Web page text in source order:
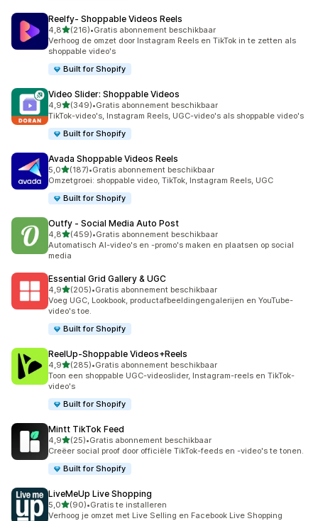
Reelfy‑ Shoppable Videos Reels
4,8van 5 sterren
(216)
216 recensies in totaal
•Gratis abonnement beschikbaar
Verhoog de omzet door Instagram Reels en TikTok in te zetten als
shoppable video's
Built for Shopify
Video Slider: Shoppable Videos
4,9van 5 sterren
(349)
349 recensies in totaal
•Gratis abonnement beschikbaar
TikTok-video's, Instagram Reels, UGC-video's als shoppable video's
Built for Shopify
Avada Shoppable Videos Reels
5,0van 5 sterren
(187)
187 recensies in totaal
•Gratis abonnement beschikbaar
Omzetgroei: shoppable video, TikTok, Instagram Reels, UGC
Built for Shopify
Outfy ‑ Social Media Auto Post
4,8van 5 sterren
(459)
459 recensies in totaal
•Gratis abonnement beschikbaar
Automatisch AI-video's en -promo's maken en plaatsen op social
media
Essential Grid Gallery & UGC
4,9van 5 sterren
(205)
205 recensies in totaal
•Gratis abonnement beschikbaar
Voeg UGC, Lookbook, productafbeeldingengalerijen en YouTube-
video's toe.
Built for Shopify
ReelUp‑Shoppable Videos+Reels
4,9van 5 sterren
(285)
285 recensies in totaal
•Gratis abonnement beschikbaar
Toon een shoppable UGC-videoslider, Instagram-reels en TikTok-
video's
Built for Shopify
Mintt TikTok Feed
4,9van 5 sterren
(25)
25 recensies in totaal
•Gratis abonnement beschikbaar
Creëer social proof door officiële TikTok-feeds en -video's te tonen.
Built for Shopify
LiveMeUp Live Shopping
5,0van 5 sterren
(90)
90 recensies in totaal
•Gratis te installeren
Verhoog je omzet met Live Selling en Facebook Live Shopping